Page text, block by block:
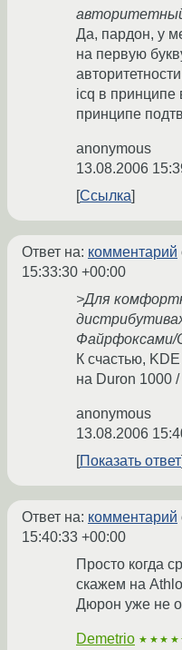
авторитетный
Да, пардон, у
на первую
icq в принципе
принципе
anonymous
13.08.2006
Ссылка
Ответ на: комментарий
15:33:30 +00:00
>Для
Файрфоксами/
К счастью,
на Duron 1000 /
anonymous
13.08.2006
Показать ответ
Ответ на: комментарий
15:40:33 +00:00
Просто когда
скажем на
Дюрон уже не
Demetrio